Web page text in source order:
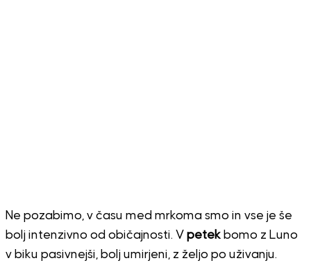
Ne pozabimo, v času med mrkoma smo in vse je še
bolj intenzivno od običajnosti. Vpetekbomo z Luno
v biku pasivnejši, bolj umirjeni, z željo po uživanju.